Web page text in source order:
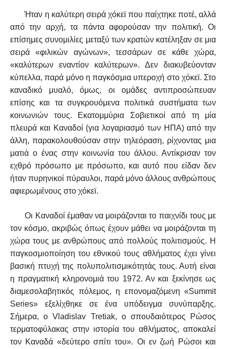
Ήταν η καλύτερη σειρά χόκεϊ που παίχτηκε ποτέ, αλλά
από την αρχή, τα πάντα αφορούσαν την πολιτική. Οι
επίσημες συνομιλίες μεταξύ των κρατών κατέληξαν σε μια
σειρά «φιλικών αγώνων», τεσσάρων σε κάθε χώρα,
«καλύτερων εναντίον καλύτερων». Δεν διακυβεύονταν
κύπελλα, παρά μόνο η παγκόσμια υπεροχή στο χόκεϊ. Στο
καναδικό μυαλό, όμως, οι ομάδες αντιπροσώπευαν
επίσης και τα συγκρουόμενα πολιτικά συστήματα των
κοινωνιών τους. Εκατομμύρια Σοβιετικοί από τη μία
πλευρά και Καναδοί (για λογαριασμό των ΗΠΑ) από την
άλλη, παρακολουθούσαν στην τηλεόραση, ρίχνοντας μια
ματιά ο ένας στην κοινωνία του άλλου. Αντίκρισαν τον
εχθρό πρόσωπο με πρόσωπο, και αυτό που είδαν δεν
ήταν πυρηνικοί πύραυλοι, παρά μόνο άλλους ανθρώπους
αφιερωμένους στο χόκεϊ.
Οι Καναδοί έμαθαν να μοιράζονται το παιχνίδι τους με
τον κόσμο, ακριβώς όπως έχουν μάθει να μοιράζονται τη
χώρα τους με ανθρώπους από πολλούς πολιτισμούς. Η
παγκοσμιοποίηση του εθνικού τους αθλήματος έχει γίνει
βασική πτυχή της πολυπολιτισμικότητάς τους. Αυτή είναι
η πραγματική κληρονομιά του 1972. Αν και ξεκίνησε ως
διαμεσολαβητικός πόλεμος, η επονομαζόμενη «Summit
Series» εξελίχθηκε σε ένα υπόδειγμα συνύπαρξης.
Σήμερα, ο Vladislav Tretiak, ο σπουδαιότερος Ρώσος
τερματοφύλακας στην ιστορία του αθλήματος, αποκαλεί
τον Καναδά «δεύτερο σπίτι του». Οι εν ζωή Ρώσοι και